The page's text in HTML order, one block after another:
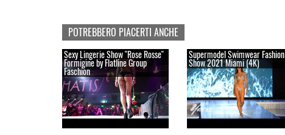
POTREBBERO PIACERTI ANCHE
Sexy Lingerie Show "Rose Rosse"
Formigine by Flatline Group
Faschion
Supermodel Swimwear Fashion
Show 2021 Miami (4K)